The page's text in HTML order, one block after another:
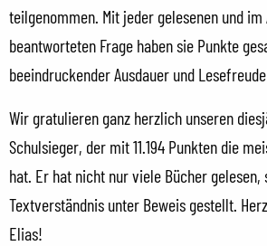
teilgenommen. Mit jeder gelesenen und
beantworteten Frage haben sie Punkte
beeindruckender Ausdauer und
Wir gratulieren ganz herzlich unseren
Schulsieger, der mit 11.194 Punkten die
hat. Er hat nicht nur viele Bücher gelesen,
Textverständnis unter Beweis gestellt.
Elias!